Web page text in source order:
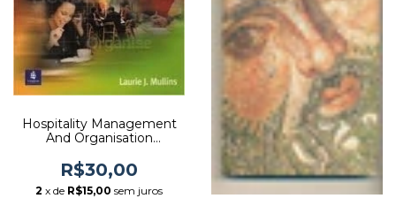
Hospitality Management
And Organisation
J. Mullins (2001) [usado]
R$30,00
2 x de R$15,00 sem juros